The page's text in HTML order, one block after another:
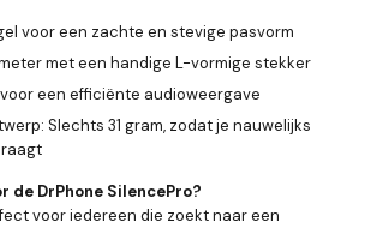
voor een zachte en stevige pasvorm
meter met een handige L-vormige stekker
een efficiënte audioweergave
Slechts 31 gram, zodat je nauwelijks
de DrPhone SilencePro?
voor iedereen die zoekt naar een